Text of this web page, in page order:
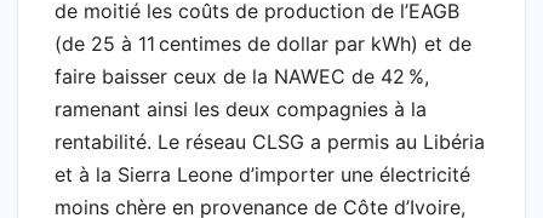
de moitié les coûts de production de l’EAGB
(de 25 à 11 centimes de dollar par kWh) et de
faire baisser ceux de la NAWEC de 42 %,
ramenant ainsi les deux compagnies à la
rentabilité. Le réseau CLSG a permis au Libéria
et à la Sierra Leone d’importer une électricité
moins chère en provenance de Côte d’Ivoire,